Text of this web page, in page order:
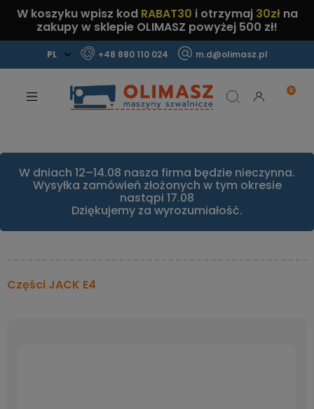
W koszyku wpisz kod RABAT30 i otrzymaj 30złna
zakupy w sklepie OLIMASZ powyżej 500 zł!
+48 880 110 024 m.d@olimasz.pl
Sprawdź!
W dniach 12–14.08 nasza firma będzie nieczynna.
Wysyłka zamówień złożonych w tym okresie
nastąpi 17.08
Dziękujemy za wyrozumiałość.
Części JACK E4